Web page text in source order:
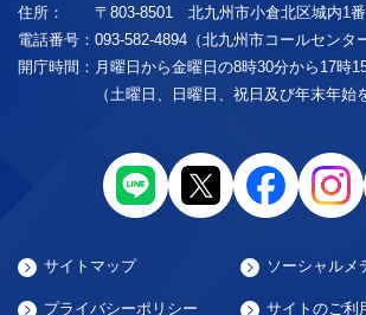
住所：
〒803-8501 北九州市小倉北区城内1
電話番号： 093-582-4894（北九州市コールセンタ
開庁時間： 月曜日から金曜日の8時30分から17時
（土曜日、日曜日、祝日及び年末年始
サイトマップ ソーシャルメ
プライバシーポリシー サイトのご利